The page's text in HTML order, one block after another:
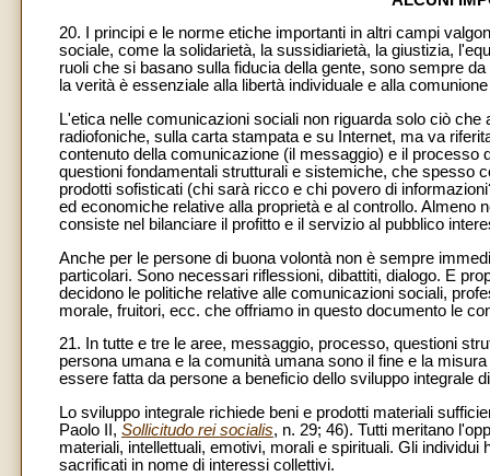
20. I principi e le norme etiche importanti in altri campi
sociale, come la solidarietà, la sussidiarietà, la giustizia,
ruoli che si basano sulla fiducia della gente, sono sempre
la verità è essenziale alla libertà individuale e alla
L'etica nelle comunicazioni sociali non riguarda solo ciò
radiofoniche, sulla carta stampata e su Internet, ma va
contenuto della comunicazione (il messaggio) e il
questioni fondamentali strutturali e sistemiche, che spesso
prodotti sofisticati (chi sarà ricco e chi povero di
ed economiche relative alla proprietà e al controllo. Almeno
consiste nel bilanciare il profitto e il servizio al pubblico
Anche per le persone di buona volontà non è sempre
particolari. Sono necessari riflessioni, dibattiti, dialogo. E
decidono le politiche relative alle comunicazioni sociali,
morale, fruitori, ecc. che offriamo in questo documento le
21. In tutte e tre le aree, messaggio, processo, questioni
persona umana e la comunità umana sono il fine e la
essere fatta da persone a beneficio dello sviluppo integrale
Lo sviluppo integrale richiede beni e prodotti materiali
Paolo II, Sollicitudo rei socialis, n. 29; 46). Tutti meritano
materiali, intellettuali, emotivi, morali e spirituali. Gli
sacrificati in nome di interessi collettivi.